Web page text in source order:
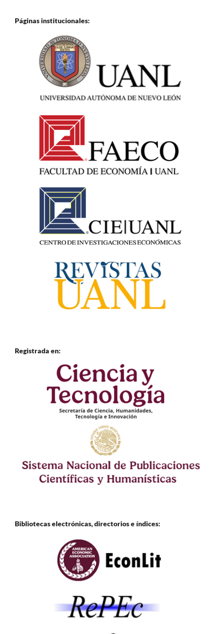
Páginas institucionales:
Registrada en:
Bibliotecas electrónicas, directorios e índices: